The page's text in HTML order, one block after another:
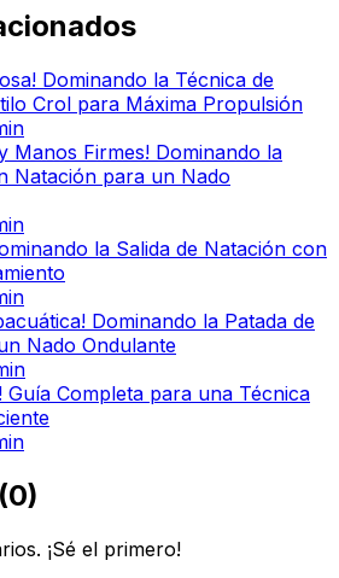
Dominando la Técnica de
Crol para Máxima Propulsión
Manos Firmes! Dominando la
Natación para un Nado
la Salida de Natación con
Dominando la Patada de
Nado Ondulante
Guía Completa para una Técnica
(0)
¡Sé el primero!